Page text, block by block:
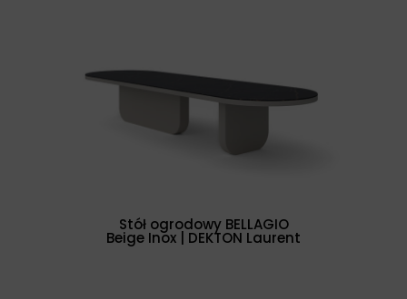
Stół ogrodowy BELLAGIO
Beige Inox | DEKTON Laurent